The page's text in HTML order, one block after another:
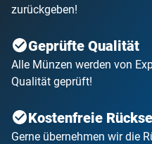
zurückgeben!
Geprüfte Qualität
Alle Münzen werden von
Qualität geprüft!
Kostenfreie
Gerne übernehmen wir die